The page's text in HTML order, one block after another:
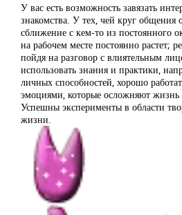
У вас есть возможность завязать
знакомства. У тех, чей круг общения
сближение с кем-то из постоянного
на рабочем месте постоянно растет;
пойдя на разговор с влиятельным
использовать знания и практики,
личных способностей, хорошо
эмоциями, которые осложняют
Успешны эксперименты в области
жизни.